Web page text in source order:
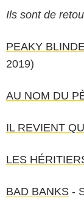
Ils sont de
PEAKY
2019)
AU NOM DU
IL REVIENT
LES
BAD BANKS -